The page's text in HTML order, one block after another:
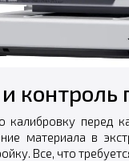
контроль
калибровку
материала в
Все, что